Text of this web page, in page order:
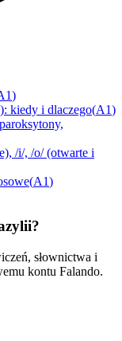
)
kiedy i dlaczego(A1)
/i/, /o/ (otwarte i
(A1)
słownictwa i
kontu Falando.